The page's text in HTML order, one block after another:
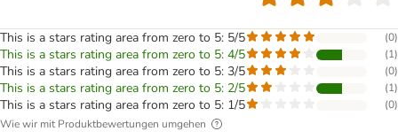
This is a stars rating area from zero to 5: 5/5 (0)
This is a stars rating area from zero to 5: 4/5 (1)
This is a stars rating area from zero to 5: 3/5 (0)
This is a stars rating area from zero to 5: 2/5 (1)
This is a stars rating area from zero to 5: 1/5 (0)
Wie wir mit Produktbewertungen umgehen